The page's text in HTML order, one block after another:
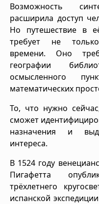
Возможность
расширила доступ
Но путешествие в
требует не
времени. Оно
географии
осмысленного
математических
То, что нужно
сможет
назначения и
интереса.
В 1524 году
Пигафетта
трёхлетнего
испанской